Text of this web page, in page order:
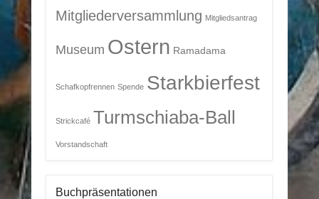
Mitgliederversammlung Mitgliedsantrag
Museum Ostern Ramadama
Schafkopfrennen Spende Starkbierfest
Strickcafé Turmschiaba-Ball
Vorstandschaft
Buchpräsentationen